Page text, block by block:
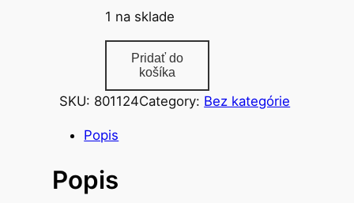
1 na sklade
o
ž
s
v
o
Pridať do
košíka
SKU: 801124Category: Bez kategórie
Popis
Popis